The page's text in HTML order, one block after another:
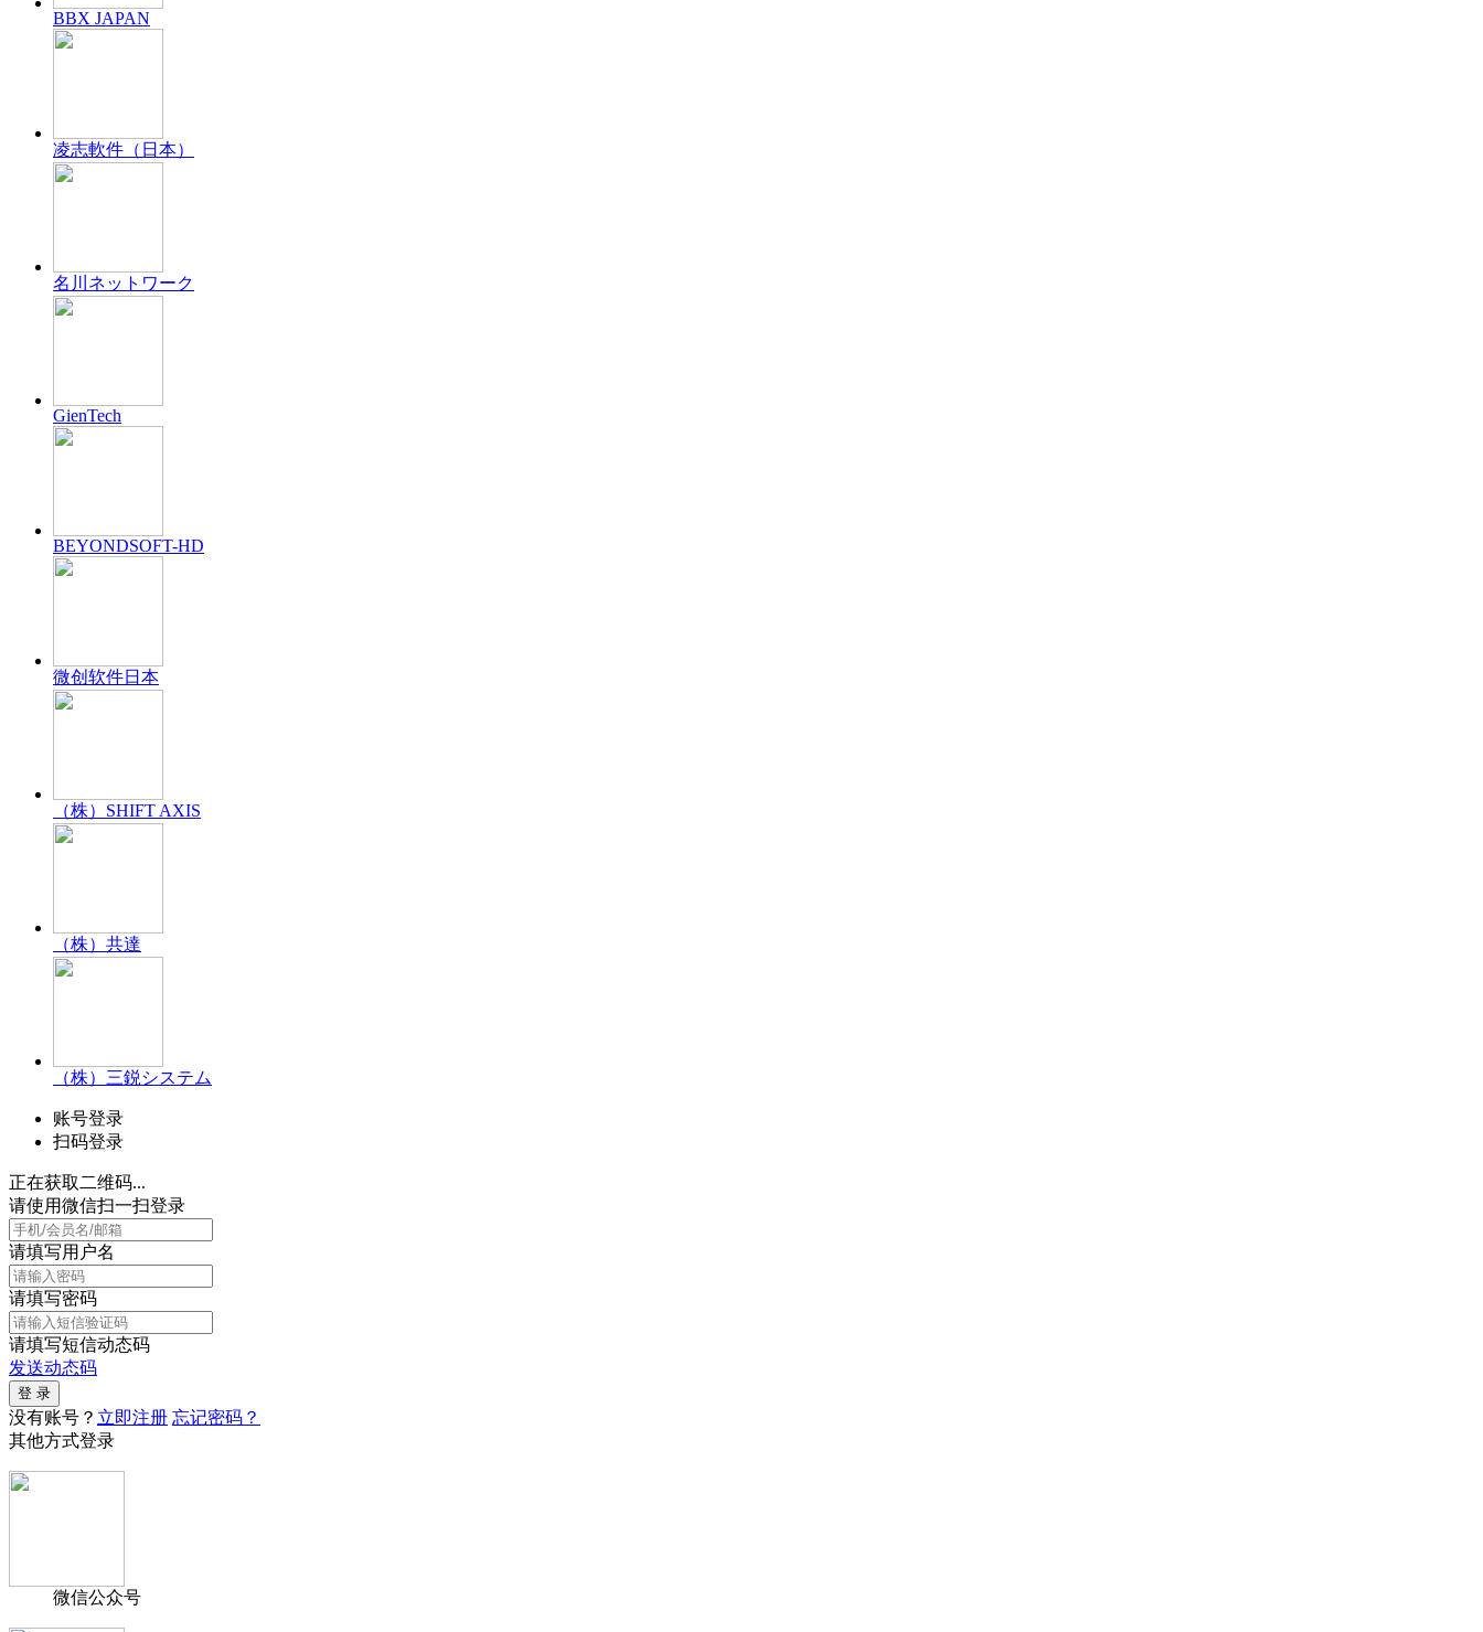
BBX JAPAN
凌志軟件（日本）
名川ネットワーク
GienTech
BEYONDSOFT-HD
微创软件日本
（株）SHIFT AXIS
（株）共達
（株）三鋭システム
账号登录
扫码登录
正在获取二维码...
请使用微信扫一扫登录
请填写用户名
请填写密码
请填写短信动态码
发送动态码
没有账号？ 立即注册 忘记密码？
其他方式登录
微信公众号